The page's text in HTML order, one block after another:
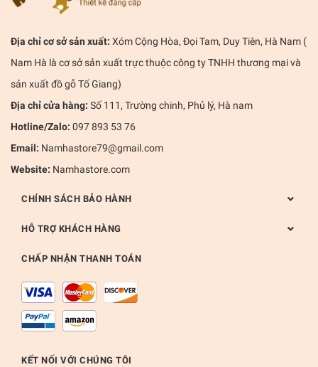
Địa chỉ cơ sở sản xuất: Xóm Cộng Hòa, Đọi Tam, Duy Tiên, Hà Nam (
Nam Hà là cơ sở sản xuất trực thuộc công ty TNHH thương mại và
sản xuất đồ gỗ Tố Giang)
Địa chỉ cửa hàng: Số 111, Trường chinh, Phủ lý, Hà nam
Hotline/Zalo: 097 893 53 76
Email: Namhastore79@gmail.com
Website: Namhastore.com
CHÍNH SÁCH BẢO HÀNH
HỖ TRỢ KHÁCH HÀNG
CHẤP NHẬN THANH TOÁN
KẾT NỐI VỚI CHÚNG TÔI